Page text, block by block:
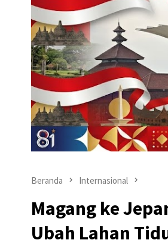
Beranda Internasional
Magang ke
Ubah Lahan